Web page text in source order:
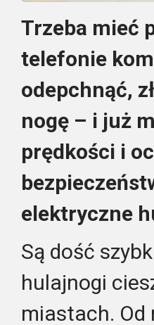
Trzeba mieć
telefonie
odepchnąć,
nogę – i już
prędkości i
elektryczne
Są dość
hulajnogi
miastach. Od